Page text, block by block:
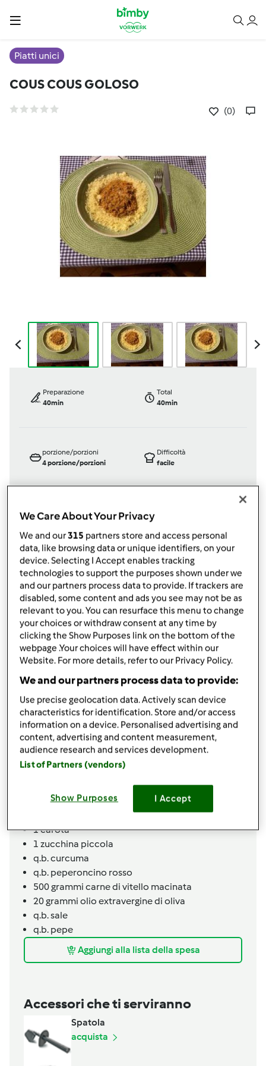
Piatti unici
COUS COUS GOLOSO
(0)
Preparazione
40min
Total
40min
porzione/porzioni
4porzione/porzioni
Difficoltà
facile
Bimby ® TM 31
damonicascat
published: 22-04-2020
modificata: 29-04-2020
Aggiungi alle mie raccolte
condividi la ricetta
Ingredienti
PREPARAZIONE COUS COUS
250grammicous cous precotto
1cucchiainobrodo vegetale
250grammi acqua
PREPARAZIONE CONDIMENTO
pomodorini ciliegia
1carota
1 zucchina piccola
q.b.curcuma
q.b. peperoncino rosso
500grammi carne di vitello macinata
20grammi olio extravergine di oliva
q.b.sale
q.b. pepe
Aggiungi alla lista della spesa
Accessori che ti serviranno
Spatola
acquista
We Care About Your Privacy
We and our315 partners store and access personal
data, like browsing data or unique identifiers, on your
device. Selecting I Accept enables tracking
technologies to support the purposes shown under we
and our partners process data to provide. If trackers are
disabled, some content and ads you see may not be as
relevant to you. You can resurface this menu to change
your choices or withdraw consent at any time by
clicking the Show Purposes link on the bottom of the
webpage .Your choices will have effect within our
Website. For more details, refer to our Privacy Policy.
We and our partners process data to provide:
Use precise geolocation data. Actively scan device
characteristics for identification. Store and/or access
information on a device. Personalised advertising and
content, advertising and content measurement,
audience research and services development.
List of Partners (vendors)
Show Purposes I Accept